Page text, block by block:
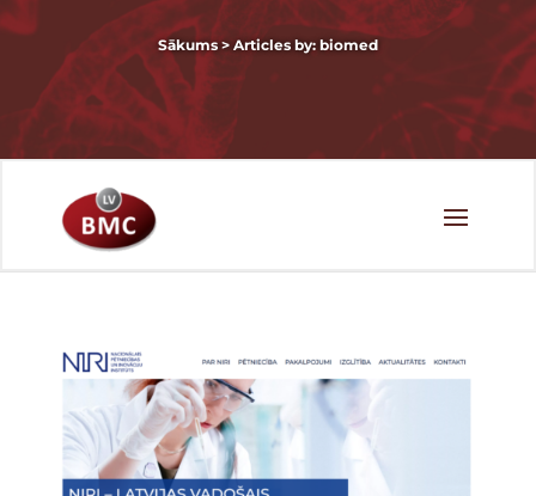
Sākums>Articles by: biomed